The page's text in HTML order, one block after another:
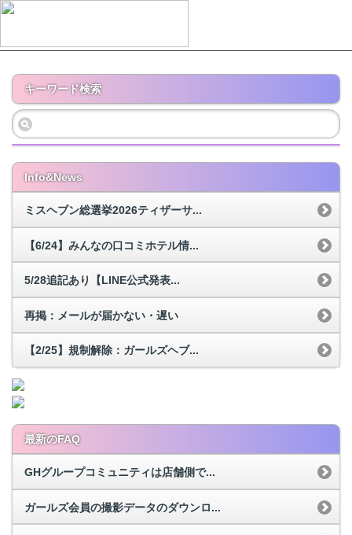
キーワード検索
Info&News
ミスヘブン総選挙2026ティザーサ...
【6/24】みんなの口コミホテル情...
5/28追記あり【LINE公式発表...
再掲：メールが届かない・遅い
【2/25】規制解除：ガールズヘブ...
最新のFAQ
GHグループコミュニティは店舗側で...
ガールズ会員の撮影データのダウンロ...